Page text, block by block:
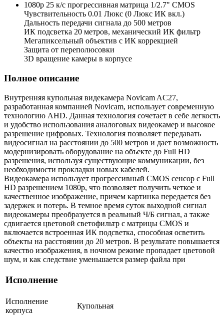
1080p 25 к/с прогрессивная матрица 1/2.7" CMOS
Чувствительность 0.01 Люкс (0 Люкс ИК вкл.)
Дальность передачи сигнала до 500 метров
ИК подсветка 20 метров, механический ИК фильтр
Мегапиксельный объектив с ИК коррекцией
Защита от переполюсовки
3D вращение камеры в корпусе
Полное описание
Внутренняя купольная видекамера Novicam AC27,
разработанная компанией Novicam, использует современную
технологию AHD. Данная технология сочетает в себе легкость
и удобство использования аналоговых видеокамер и высокое
разрешение цифровых. Технология позволяет передавать
видеосигнал на расстоянии до 500 метров и дает возможность
модернизировать оборудование на объекте до Full HD
разрешения, используя существующие коммуникации, без
необходимости прокладки новых кабелей.
Видеокамера использует прогрессивный CMOS сенсор с Full
HD разрешением 1080p, что позволяет получить четкое и
качественное изображение, причем картинка передается без
задержек и потерь. В темное время суток выходной сигнал
видеокамеры преобразуется в реальный Ч/Б сигнал, а также
сдвигается цветовой светофильтр с матрицы CMOS и
включается встроенная ИК подсветка, способная осветить
объекты на расстоянии до 20 метров. В результате повышается
качество изображения, в ночном режиме пропадает цветовой
шум, и как следствие уменьшается размер файла при
Исполнение
Исполнение
корпуса
Купольная